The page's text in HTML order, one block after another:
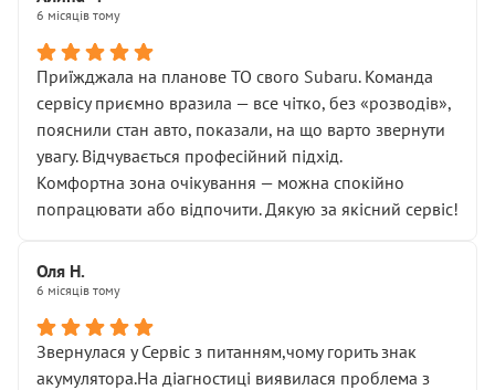
6 місяців тому
Приїжджала на планове ТО свого Subaru. Команда
сервісу приємно вразила — все чітко, без «розводів»,
пояснили стан авто, показали, на що варто звернути
увагу. Відчувається професійний підхід.
Комфортна зона очікування — можна спокійно
попрацювати або відпочити. Дякую за якісний сервіс!
Оля Н.
6 місяців тому
Звернулася у Сервіс з питанням,чому горить знак
акумулятора.На діагностиці виявилася проблема з